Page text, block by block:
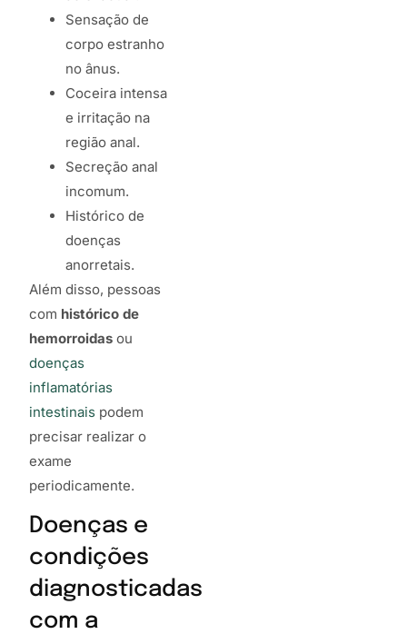
Sensação de
corpo estranho
no ânus.
Coceira intensa
e irritação na
região anal.
Secreção anal
incomum.
Histórico de
doenças
anorretais.
Além disso, pessoas
com histórico de
hemorroidas ou
doenças
inflamatórias
intestinais podem
precisar realizar o
exame
periodicamente.
Doenças e
condições
diagnosticadas
com a